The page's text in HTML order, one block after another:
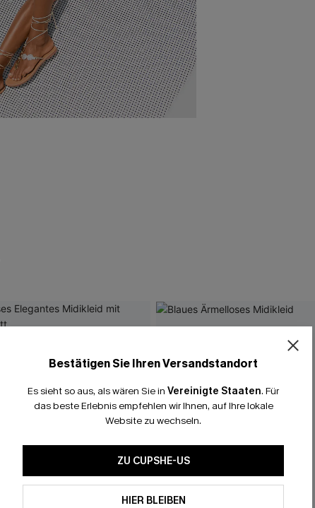
Bestätigen Sie Ihren Versandstandort
Es sieht so aus, als wären Sie in Vereinigte Staaten. Für
das beste Erlebnis empfehlen wir Ihnen, auf Ihre lokale
Website zu wechseln.
ZU CUPSHE-US
HIER BLEIBEN